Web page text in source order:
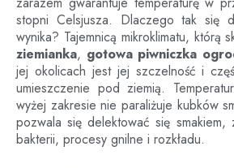
stopni Celsjusza. Dlaczego tak
wynika? Tajemnicą mikroklimatu, którą
ziemianka, gotowa piwniczka
jej okolicach jest jej szczelność i
umieszczenie pod ziemią.
wyżej zakresie nie paraliżuje kubków
pozwala się delektować się
bakterii, procesy gnilne i rozkładu.